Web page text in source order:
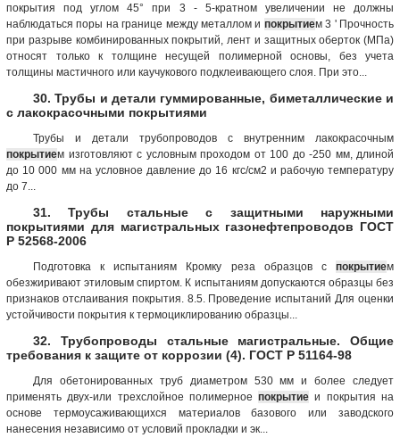
покрытия под углом 45° при 3 - 5-кратном увеличении не должны
наблюдаться поры на границе между металлом и покрытием 3 ' Прочность
при разрыве комбинированных покрытий, лент и защитных оберток (МПа)
относят только к толщине несущей полимерной основы, без учета
толщины мастичного или каучукового подклеивающего слоя. При это...
30. Трубы и детали гуммированные, биметаллические и
с лакокрасочными покрытиями
Трубы и детали трубопроводов с внутренним лакокрасочным
покрытием изготовляют с условным проходом от 100 до -250 мм, длиной
до 10 000 мм на условное давление до 16 кгс/см2 и рабочую температуру
до 7...
31. Трубы стальные с защитными наружными
покрытиями для магистральных газонефтепроводов ГОСТ
Р 52568-2006
Подготовка к испытаниям Кромку реза образцов с покрытием
обезжиривают этиловым спиртом. К испытаниям допускаются образцы без
признаков отслаивания покрытия. 8.5. Проведение испытаний Для оценки
устойчивости покрытия к термоциклированию образцы...
32. Трубопроводы стальные магистральные. Общие
требования к защите от коррозии (4). ГОСТ Р 51164-98
Для обетонированных труб диаметром 530 мм и более следует
применять двух-или трехслойное полимерноепокрытие и покрытия на
основе термоусаживающихся материалов базового или заводского
нанесения независимо от условий прокладки и эк...